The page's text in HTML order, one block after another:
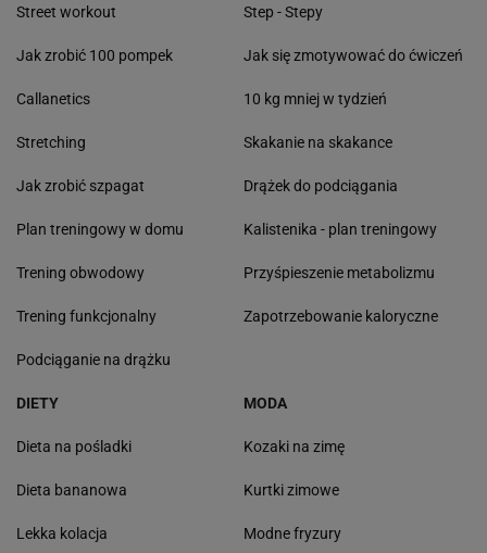
Street workout
Jak zrobić 100 pompek
Callanetics
Stretching
Jak zrobić szpagat
Plan treningowy w domu
Trening obwodowy
Trening funkcjonalny
Podciąganie na drążku
Step - Stepy
Jak się zmotywować do ćwiczeń
10 kg mniej w tydzień
Skakanie na skakance
Drążek do podciągania
Kalistenika - plan treningowy
Przyśpieszenie metabolizmu
Zapotrzebowanie kaloryczne
DIETY
Dieta na pośladki
Dieta bananowa
Lekka kolacja
MODA
Kozaki na zimę
Kurtki zimowe
Modne fryzury